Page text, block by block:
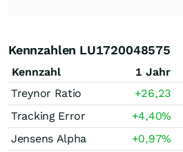
Kennzahlen LU1720048575
Kennzahl 1 Jahr
Treynor Ratio
+26,23
Tracking Error
+4,40%
Jensens Alpha
+0,97%